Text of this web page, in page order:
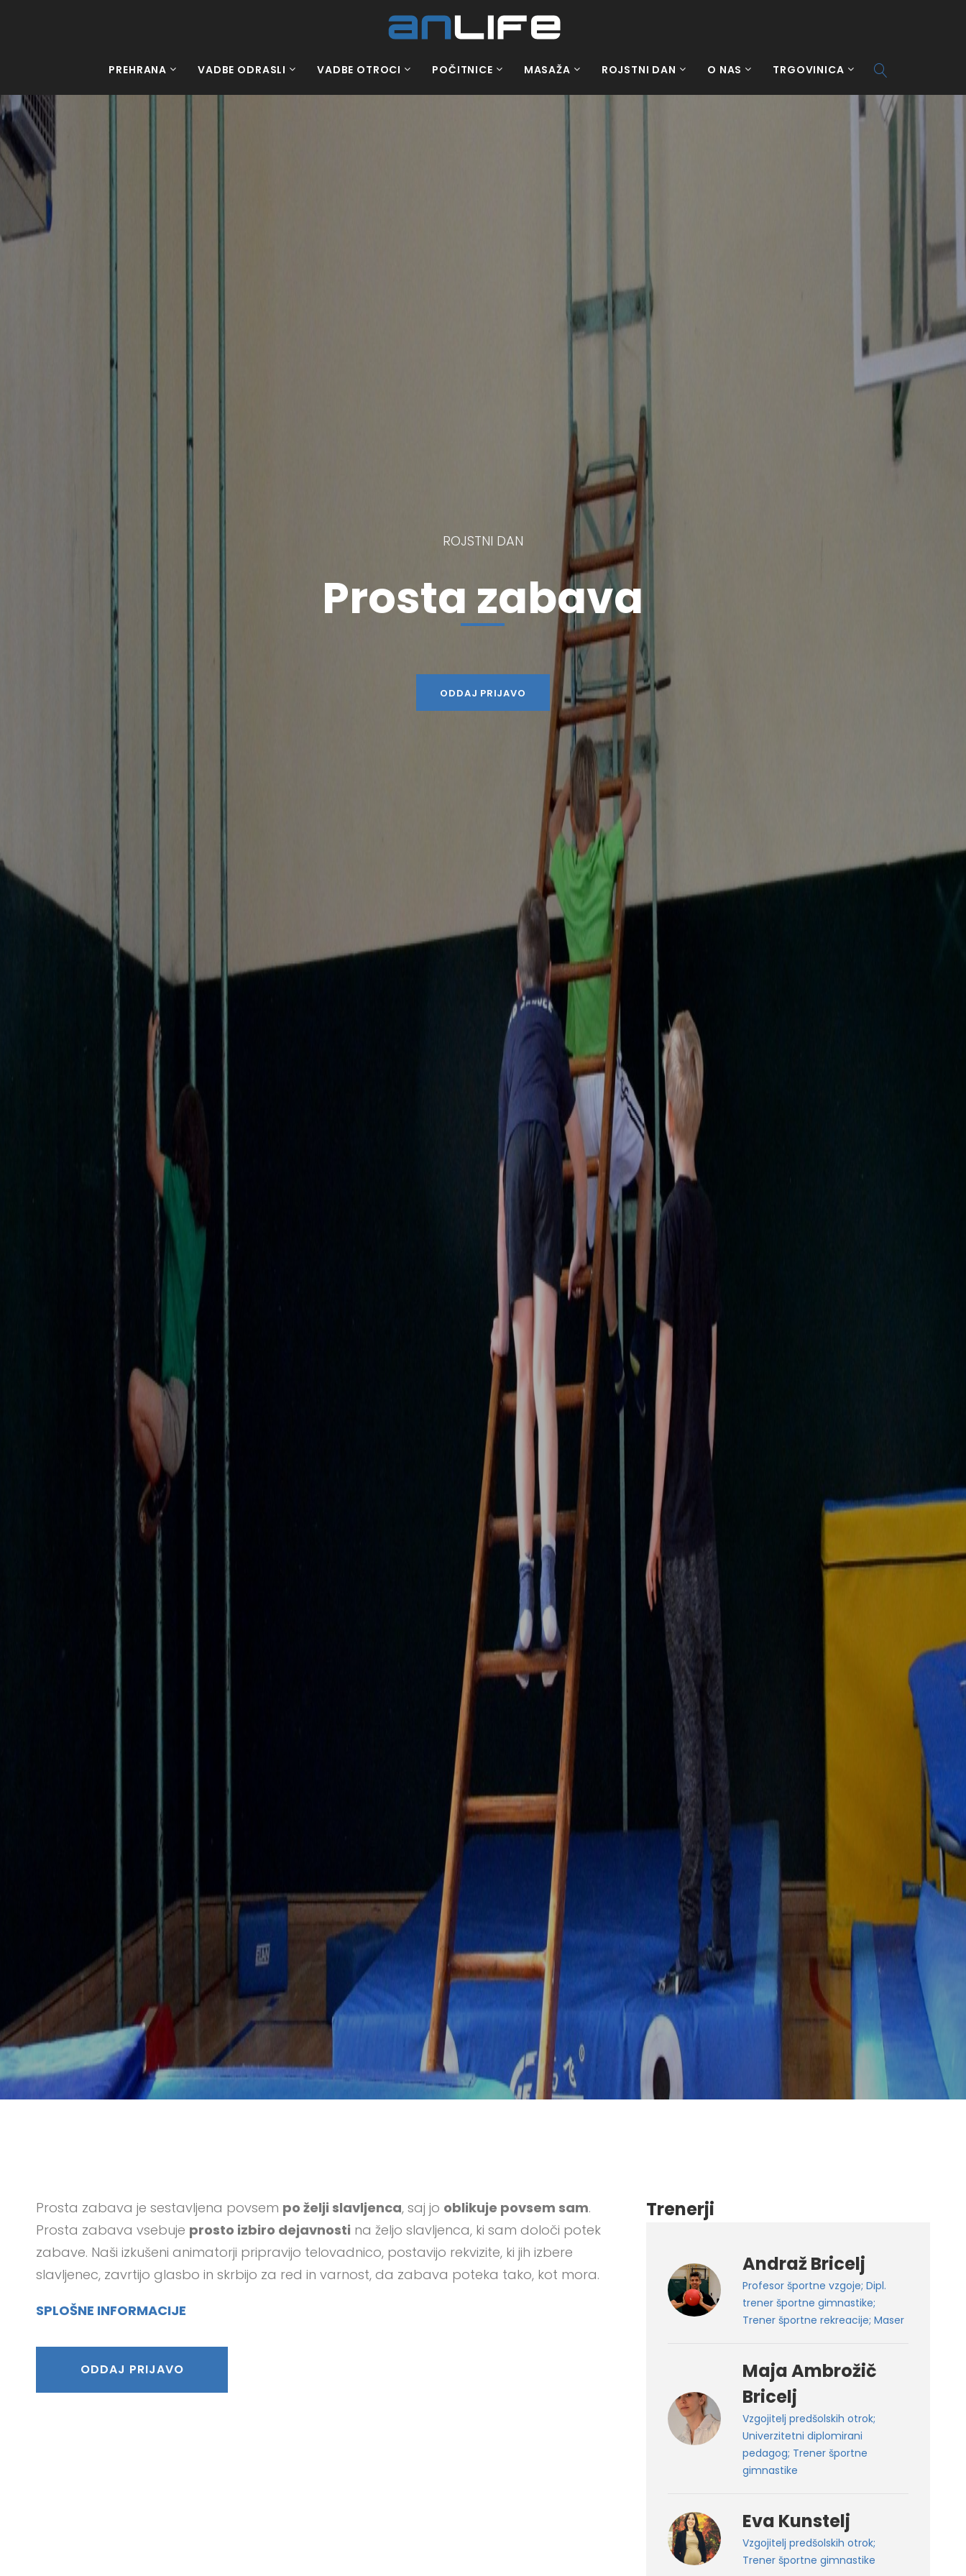
PREHRANA VADBE ODRASLI VADBE OTROCI POČITNICE MASAŽA ROJSTNI DAN O NAS TRGOVINICA
ROJSTNI DAN
Prosta zabava
ODDAJ PRIJAVO
Prosta zabava je sestavljena povsem po želji slavljenca, saj jo oblikuje povsem sam.
Prosta zabava vsebuje prosto izbiro dejavnosti na željo slavljenca, ki sam določi potek
zabave. Naši izkušeni animatorji pripravijo telovadnico, postavijo rekvizite, ki jih izbere
slavljenec, zavrtijo glasbo in skrbijo za red in varnost, da zabava poteka tako, kot mora.
SPLOŠNE INFORMACIJE
ODDAJ PRIJAVO
Trenerji
Andraž Bricelj
Profesor športne vzgoje; Dipl.
trener športne gimnastike;
Trener športne rekreacije; Maser
Maja Ambrožič
Bricelj
Vzgojitelj predšolskih otrok;
Univerzitetni diplomirani
pedagog; Trener športne
gimnastike
Eva Kunstelj
Vzgojitelj predšolskih otrok;
Trener športne gimnastike